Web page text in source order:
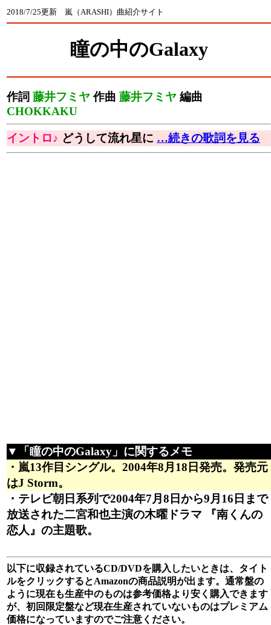
2018/7/25更新 嵐（ARASHI）曲紹介サイト
瞳の中のGalaxy
作詞 藤井フミヤ 作曲 藤井フミヤ 編曲
CHOKKAKU
イントロ♪ どうして流れ星に …続きの歌詞を見る
▼「瞳の中のGalaxy」に関するメモ
・嵐13作目シングル。2004年8月18日発売。発売元
はJ Storm。
・テレビ朝日系列で2004年7月8日から9月16日まで
放送された二宮和也主演の木曜ドラマ 『南くんの
恋人』の主題歌。
以下に収録されているCD/DVDを購入したいときは、タイト
ルをクリックするとAmazonの商品説明が出ます。通常盤の
ように現在も生産中のものは参考価格より安く購入できます
が、初回限定盤など現在生産されていないものはプレミアム
価格になっていますのでご注意ください。